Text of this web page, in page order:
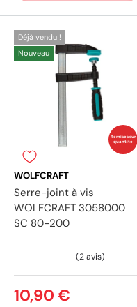
Remises sur
quantité
Déjà vendu !
Nouveau
WOLFCRAFT
Serre-joint à vis
WOLFCRAFT 3058000
SC 80-200
10,90 €